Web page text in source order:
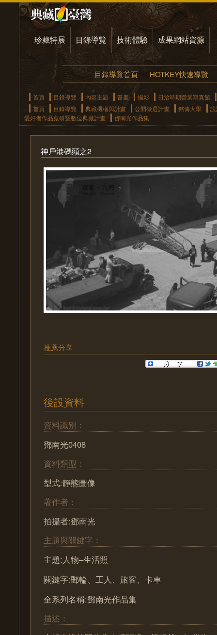
珍藏特展 目錄導覽 技術體驗 成果網站資源
目錄導覽首頁 HOTKEY快速導覽
首頁 目錄導覽 內容主題 書畫 攝影
日治時期營業寫真館
首頁
目錄導覽 典藏機構與計畫 公開徵選計畫 銘傳大學
愛好者作品蒐研暨數位典藏計畫
鄧南光作品集
神戶港碼頭之2
推薦分享
後設資料
資料識別：
鄧南光0408
資料類型：
型式:靜態圖像
著作者：
拍攝者:鄧南光
主題與關鍵字：
主題:人物–生活照
關鍵字:郵輪、工人、旅客、卡車
全系列名稱:鄧南光作品集
描述：